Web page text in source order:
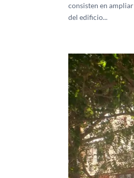
consisten en
del edificio...